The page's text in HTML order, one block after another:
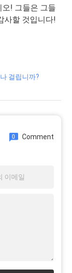
! 그들은 그들
사할 것입니다!
걸립니까?
0 Comment